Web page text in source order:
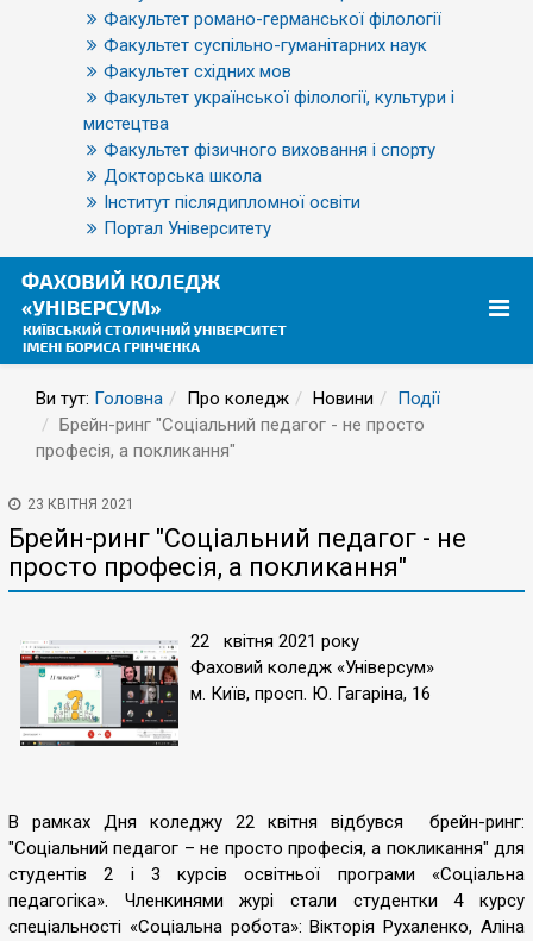
Факультет романо-германської філології
Факультет суспільно-гуманітарних наук
Факультет східних мов
Факультет української філології, культури і
мистецтва
Факультет фізичного виховання і спорту
Докторська школа
Інститут післядипломної освіти
Портал Університету
Ви тут: Головна Про коледж Новини
Події
Брейн-ринг "Соціальний педагог - не просто
професія, а покликання"
23 КВІТНЯ 2021
Брейн-ринг "Соціальний педагог - не
просто професія, а покликання"
22 квітня 2021 року
Фаховий коледж «Універсум»
м. Київ, просп. Ю. Гагаріна, 16
В рамках Дня коледжу 22 квітня відбувся брейн-ринг:
"Соціальний педагог – не просто професія, а покликання" для
студентів 2 і 3 курсів освітньої програми «Соціальна
педагогіка». Членкинями журі стали студентки 4 курсу
спеціальності «Соціальна робота»: Вікторія Рухаленко, Аліна